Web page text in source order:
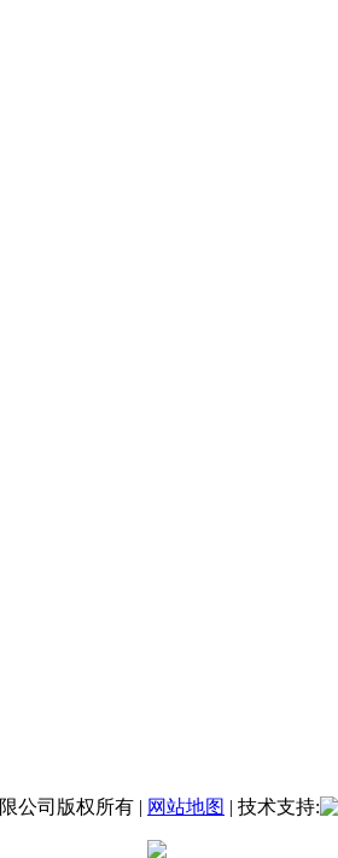
公司版权所有 | 网站地图 | 技术支持: